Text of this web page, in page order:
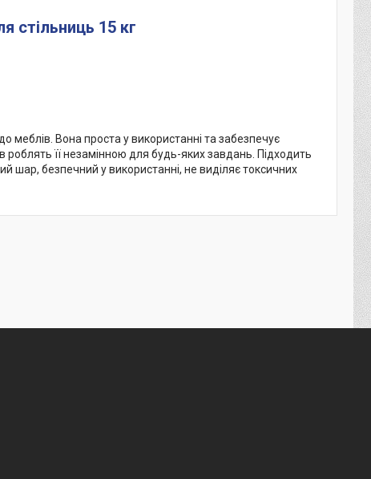
стільниць 15 кг
меблів. Вона проста у використанні та забезпечує
роблять її незамінною для будь-яких завдань. Підходить
шар, безпечний у використанні, не виділяє токсичних